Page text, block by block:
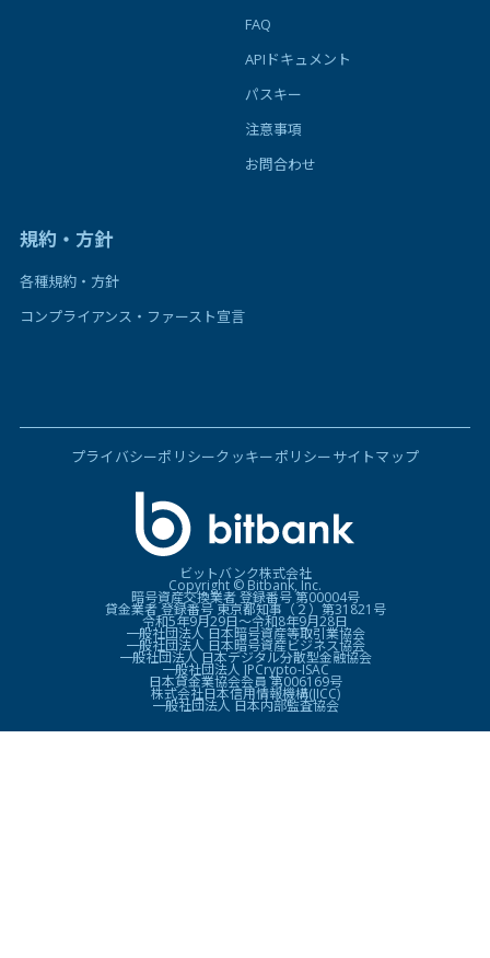
FAQ
APIドキュメント
パスキー
注意事項
お問合わせ
規約・方針
各種規約・方針
コンプライアンス・ファースト宣言
プライバシーポリシークッキーポリシーサイトマップ
ビットバンク株式会社
Copyright © Bitbank, Inc.
暗号資産交換業者 登録番号 第00004号
貸金業者 登録番号 東京都知事（２）第31821号
令和5年9月29日〜令和8年9月28日
一般社団法人 日本暗号資産等取引業協会
一般社団法人 日本暗号資産ビジネス協会
一般社団法人 日本デジタル分散型金融協会
一般社団法人 JPCrypto-ISAC
日本貸金業協会会員 第006169号
株式会社日本信用情報機構(JICC)
一般社団法人 日本内部監査協会